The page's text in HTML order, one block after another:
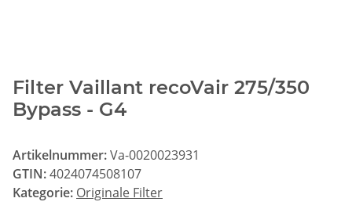
Filter Vaillant recoVair 275/350
Bypass - G4
Artikelnummer:Va-0020023931
GTIN:4024074508107
Kategorie: Originale Filter